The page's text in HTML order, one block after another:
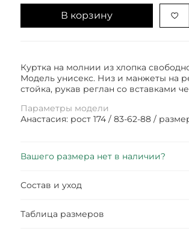
В корзину
Куртка на молнии из хлопка
Модель унисекс. Низ и манжеты на
стойка, рукав реглан со вставками
Параметры модели
Анастасия: рост 174 / 83-62-88 /
Вашего размера нет в наличии?
Состав и уход
Таблица размеров